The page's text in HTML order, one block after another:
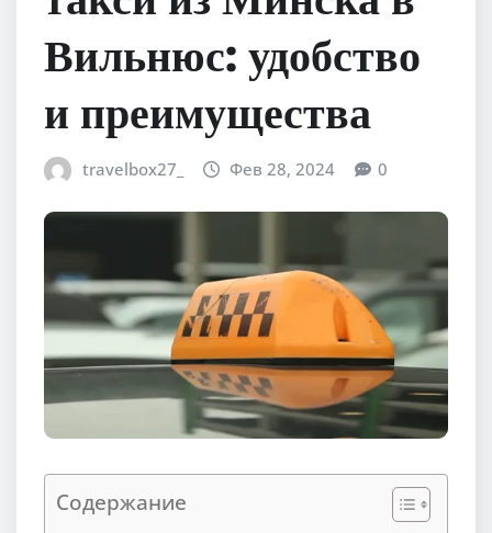
Вильнюс: удобство
и преимущества
travelbox27_ Фев 28, 2024 0
Содержание